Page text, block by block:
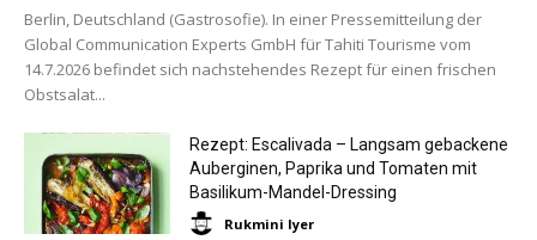
Berlin, Deutschland (Gastrosofie). In einer Pressemitteilung der
Global Communication Experts GmbH für Tahiti Tourisme vom
14.7.2026 befindet sich nachstehendes Rezept für einen frischen
Obstsalat...
Rezept: Escalivada – Langsam gebackene
Auberginen, Paprika und Tomaten mit
Basilikum-Mandel-Dressing
Rukmini Iyer